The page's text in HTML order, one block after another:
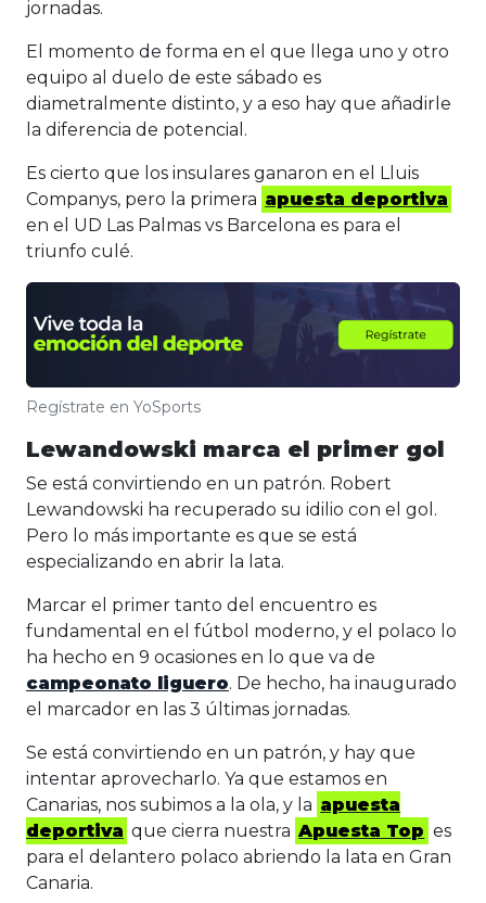
jornadas.
El momento de forma en el que llega uno y otro
equipo al duelo de este sábado es
diametralmente distinto, y a eso hay que añadirle
la diferencia de potencial.
Es cierto que los insulares ganaron en el Lluis
Companys, pero la primera apuesta deportiva
en el UD Las Palmas vs Barcelona es para el
triunfo culé.
Regístrate en YoSports
Lewandowski marca el primer gol
Se está convirtiendo en un patrón. Robert
Lewandowski ha recuperado su idilio con el gol.
Pero lo más importante es que se está
especializando en abrir la lata.
Marcar el primer tanto del encuentro es
fundamental en el fútbol moderno, y el polaco lo
ha hecho en 9 ocasiones en lo que va de
campeonato liguero. De hecho, ha inaugurado
el marcador en las 3 últimas jornadas.
Se está convirtiendo en un patrón, y hay que
intentar aprovecharlo. Ya que estamos en
Canarias, nos subimos a la ola, y la apuesta
deportiva que cierra nuestra Apuesta Top es
para el delantero polaco abriendo la lata en Gran
Canaria.